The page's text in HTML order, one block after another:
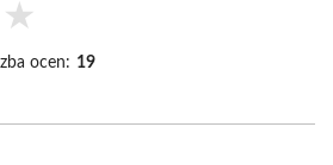
★
ocen: 19